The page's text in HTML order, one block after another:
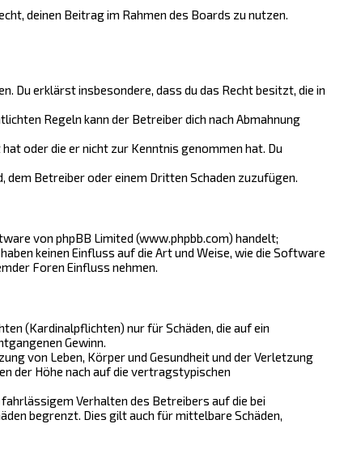
deinen Beitrag im Rahmen des Boards zu nutzen.
Du erklärst insbesondere, dass du das Recht besitzt, die in
Regeln kann der Betreiber dich nach Abmahnung
oder die er nicht zur Kenntnis genommen hat. Du
Betreiber oder einem Dritten Schaden zuzufügen.
von phpBB Limited (www.phpbb.com) handelt;
keinen Einfluss auf die Art und Weise, wie die Software
Foren Einfluss nehmen.
(Kardinalpflichten) nur für Schäden, die auf ein
Gewinn.
von Leben, Körper und Gesundheit und der Verletzung
der Höhe nach auf die vertragstypischen
Verhalten des Betreibers auf die bei
begrenzt. Dies gilt auch für mittelbare Schäden,